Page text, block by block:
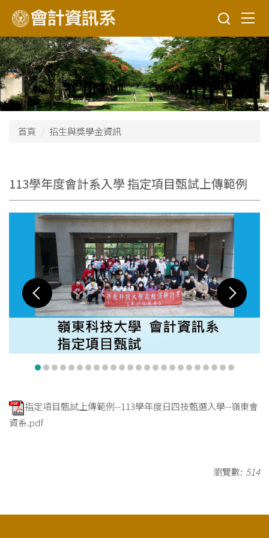
到
主
要
內
容
區
首頁 招生與獎學金資訊
113學年度會計系入學 指定項目甄試上傳範例
指定項目甄試上傳範例--113學年度日四技甄選入學--嶺東會
資系.pdf
瀏覽數: 514